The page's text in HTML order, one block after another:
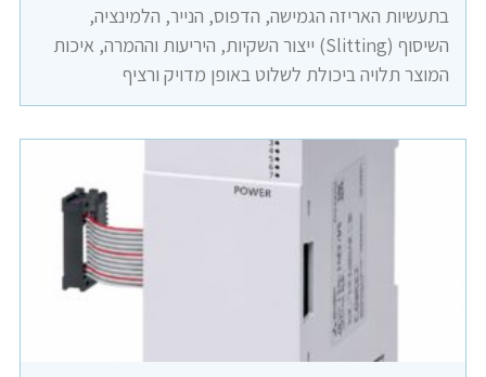
בתעשיות האריזה הגמישה, הדפוס, הנייר, הלמינציה,
השיסוף (Slitting) ייצור השקיות, היריעות וההמרה, איכות
המוצר תלויה ביכולת לשלוט באופן מדויק ורציף